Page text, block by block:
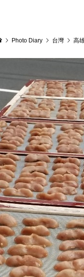
Photo Diary 台灣 高